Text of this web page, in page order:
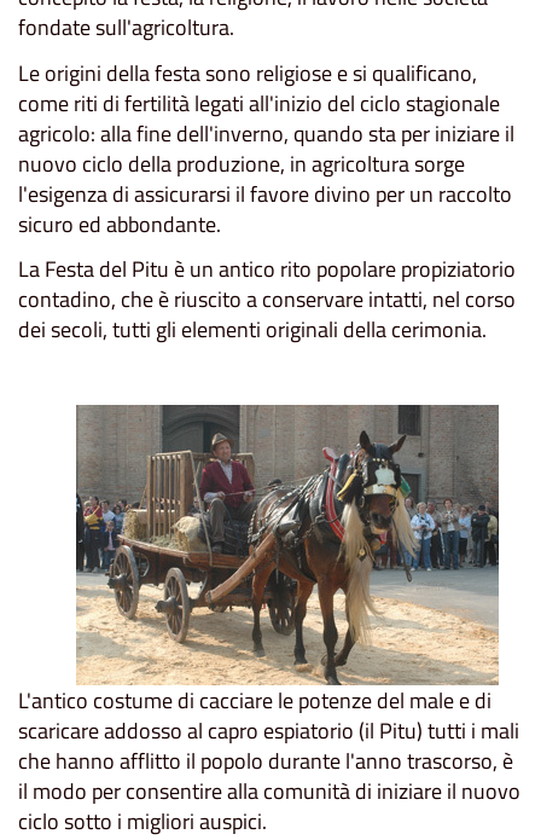
fondate sull'agricoltura.
Le origini della festa sono religiose e si qualificano,
come riti di fertilità legati all'inizio del ciclo stagionale
agricolo: alla fine dell'inverno, quando sta per iniziare il
nuovo ciclo della produzione, in agricoltura sorge
l'esigenza di assicurarsi il favore divino per un raccolto
sicuro ed abbondante.
La Festa del Pitu è un antico rito popolare propiziatorio
contadino, che è riuscito a conservare intatti, nel corso
dei secoli, tutti gli elementi originali della cerimonia.
L'antico costume di cacciare le potenze del male e di
scaricare addosso al capro espiatorio (il Pitu) tutti i mali
che hanno afflitto il popolo durante l'anno trascorso, è
il modo per consentire alla comunità di iniziare il nuovo
ciclo sotto i migliori auspici.